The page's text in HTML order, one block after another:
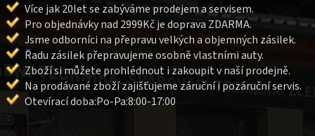
Více jak 20let se zabýváme prodejem a servisem.
Pro objednávky nad 2999Kč je doprava ZDARMA.
Jsme odborníci na přepravu velkých a objemných zásilek.
Řadu zásilek přepravujeme osobně vlastními auty.
Zboží si můžete prohlédnout i zakoupit v naší prodejně.
Na prodávané zboží zajišťujeme záruční i pozáruční servis.
Otevírací doba:Po-Pa:8:00-17:00